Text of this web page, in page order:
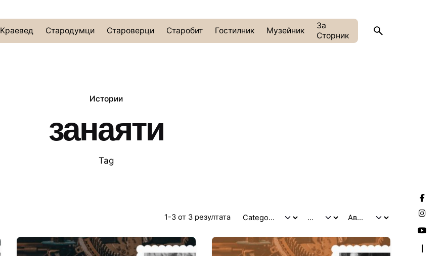
Краевед Стародумци Староверци Старобит Гостилник Музейник
За
Сторник
Истории
занаяти
Tag
1-3 от 3 резултата
Автор Автор